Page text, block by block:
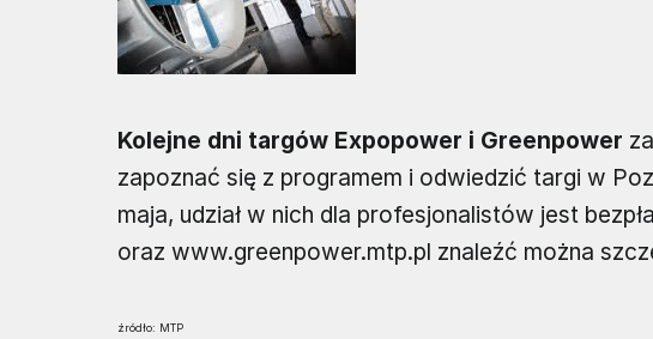
Kolejne dni targów Expopower i Greenpower
zapoznać się z programem i odwiedzić targi w
maja, udział w nich dla profesjonalistów jest
oraz www.greenpower.mtp.pl znaleźć można
źródło: MTP